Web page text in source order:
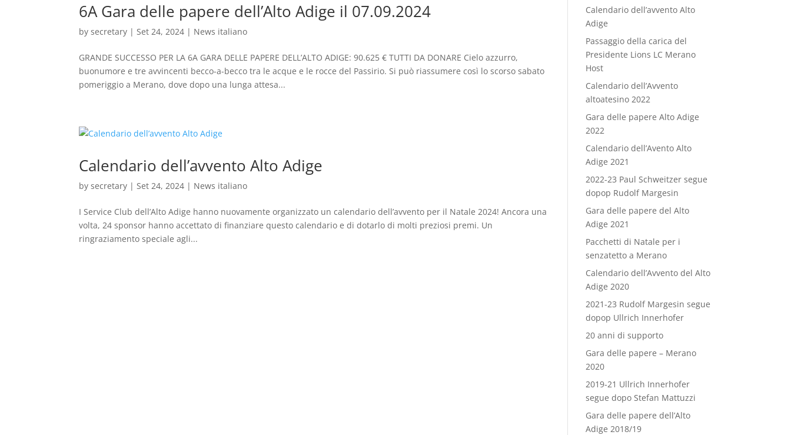
6A Gara delle papere dell’Alto Adige il 07.09.2024
bysecretary |Set 24, 2024 | News italiano
GRANDE SUCCESSO PER LA 6A GARA DELLE PAPERE DELL’ALTO ADIGE: 90.625 € TUTTI DA DONARE Cielo azzurro,
buonumore e tre avvincenti becco-a-becco tra le acque e le rocce del Passirio. Si può riassumere così lo scorso sabato
pomeriggio a Merano, dove dopo una lunga attesa...
Calendario dell’avvento Alto Adige
bysecretary |Set 24, 2024 | News italiano
I Service Club dell’Alto Adige hanno nuovamente organizzato un calendario dell’avvento per il Natale 2024! Ancora una
volta, 24 sponsor hanno accettato di finanziare questo calendario e di dotarlo di molti preziosi premi. Un
ringraziamento speciale agli...
Calendario dell’avvento Alto
Adige
Passaggio della carica del
Presidente Lions LC Merano
Host
Calendario dell’Avvento
altoatesino 2022
Gara delle papere Alto Adige
2022
Calendario dell’Avento Alto
Adige 2021
2022-23 Paul Schweitzer segue
dopop Rudolf Margesin
Gara delle papere del Alto
Adige 2021
Pacchetti di Natale per i
senzatetto a Merano
Calendario dell’Avvento del Alto
Adige 2020
2021-23 Rudolf Margesin segue
dopop Ullrich Innerhofer
20 anni di supporto
Gara delle papere – Merano
2020
2019-21 Ullrich Innerhofer
segue dopo Stefan Mattuzzi
Gara delle papere dell’Alto
Adige 2018/19